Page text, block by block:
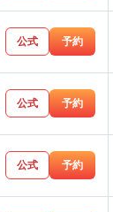
公式 予約
公式 予約
公式 予約